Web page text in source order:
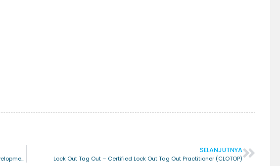
Graphology for Self Development – Certified Graphology for Self Development Practitioner (CGSDP)
SELANJUTNYA
Lock Out Tag Out – Certified Lock Out Tag Out Practitioner (CLOTOP)